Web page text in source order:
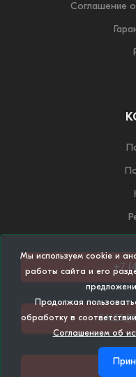
Мы используем cookie и
работы сайта и его
Продолжая
обработку в
Соглашением об
Соглашение
+7